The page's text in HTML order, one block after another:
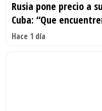
Rusia pone precio a
Cuba: “Que
Hace 1 día